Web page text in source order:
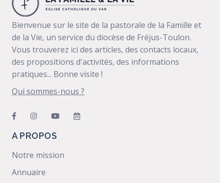
Bienvenue sur le site de la pastorale de la Famille et
de la Vie, un service du diocèse de Fréjus-Toulon.
Vous trouverez ici des articles, des contacts locaux,
des propositions d'activités, des informations
pratiques... Bonne visite !
Qui sommes-nous ?
A PROPOS
Notre mission
Annuaire